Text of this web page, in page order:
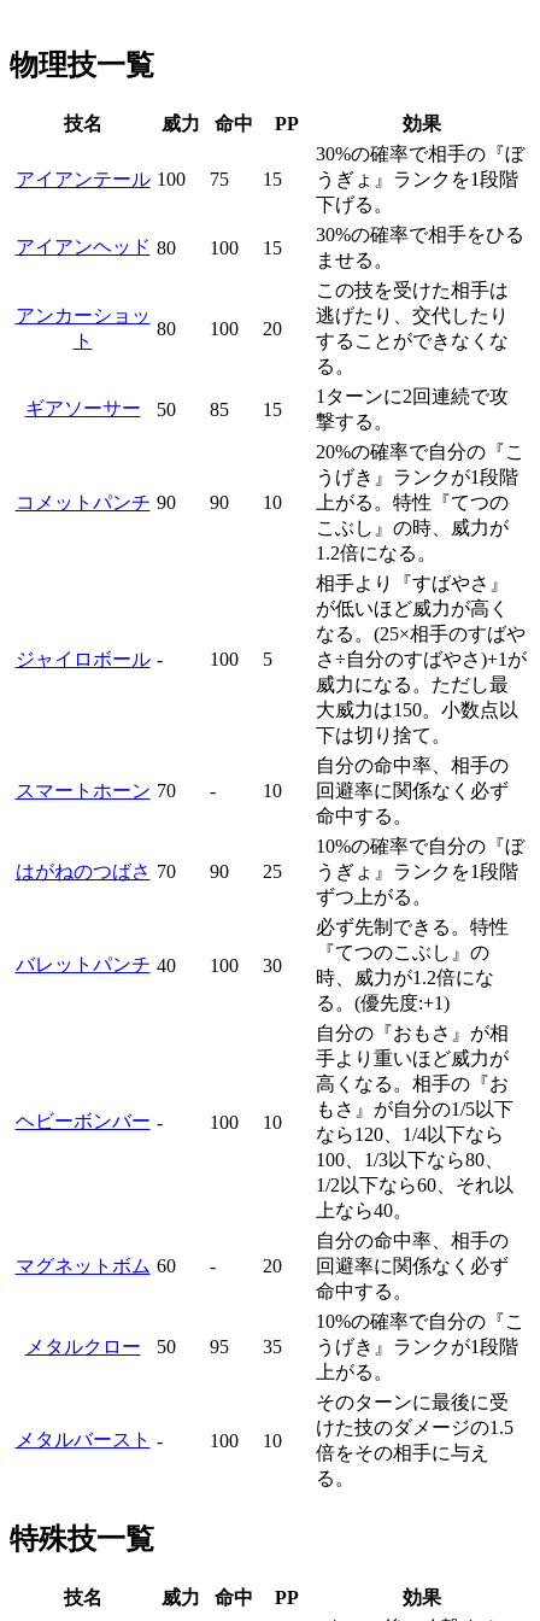
物理技一覧
技名 威力 命中 PP 効果
アイアンテール 100 75 15
30%の確率で相手の『ぼ
うぎょ』ランクを1段階
下げる。
アイアンヘッド 80 100 15
30%の確率で相手をひる
ませる。
アンカーショッ
ト
80 100 20
この技を受けた相手は
逃げたり、交代したり
することができなくな
る。
ギアソーサー 50 85 15
1ターンに2回連続で攻
撃する。
コメットパンチ 90 90 10
20%の確率で自分の『こ
うげき』ランクが1段階
上がる。特性『てつの
こぶし』の時、威力が
1.2倍になる。
ジャイロボール - 100 5
相手より『すばやさ』
が低いほど威力が高く
なる。(25×相手のすばや
さ÷自分のすばやさ)+1が
威力になる。ただし最
大威力は150。小数点以
下は切り捨て。
スマートホーン 70 - 10
自分の命中率、相手の
回避率に関係なく必ず
命中する。
はがねのつばさ 70 90 25
10%の確率で自分の『ぼ
うぎょ』ランクを1段階
ずつ上がる。
バレットパンチ 40 100 30
必ず先制できる。特性
『てつのこぶし』の
時、威力が1.2倍にな
る。(優先度:+1)
ヘビーボンバー - 100 10
自分の『おもさ』が相
手より重いほど威力が
高くなる。相手の『お
もさ』が自分の1/5以下
なら120、1/4以下なら
100、1/3以下なら80、
1/2以下なら60、それ以
上なら40。
マグネットボム 60 - 20
自分の命中率、相手の
回避率に関係なく必ず
命中する。
メタルクロー 50 95 35
10%の確率で自分の『こ
うげき』ランクが1段階
上がる。
メタルバースト - 100 10
そのターンに最後に受
けた技のダメージの1.5
倍をその相手に与え
る。
特殊技一覧
技名 威力 命中 PP
効果